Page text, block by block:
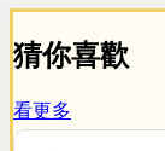
猜你喜歡
看更多